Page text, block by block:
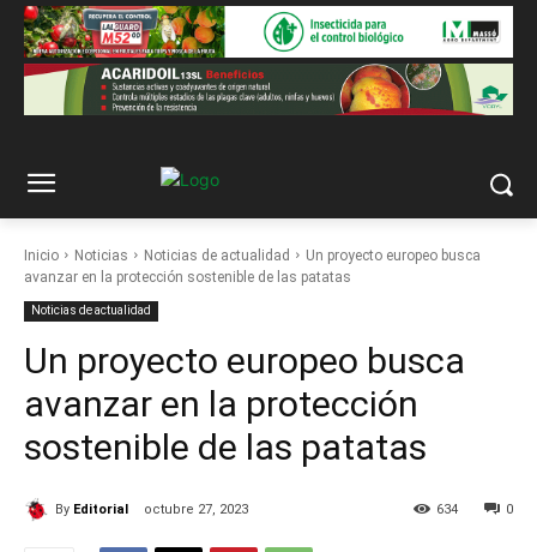
Inicio Noticias Noticias de actualidad
Un proyecto europeo busca
avanzar en la protección sostenible de las patatas
Noticias de actualidad
Un proyecto europeo busca
avanzar en la protección
sostenible de las patatas
By Editorial octubre 27, 2023 0
634